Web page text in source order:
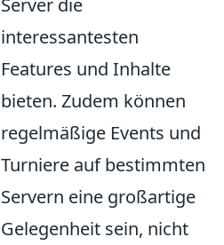
Server die
interessantesten
Features und Inhalte
bieten. Zudem können
regelmäßige Events und
Turniere auf bestimmten
Servern eine großartige
Gelegenheit sein, nicht